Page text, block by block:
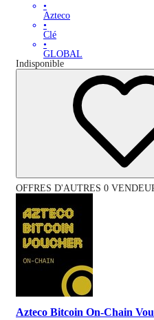
•
Azteco
•
Clé
•
GLOBAL
Indisponible
OFFRES D'AUTRES 0
Azteco Bitcoin On-Chain